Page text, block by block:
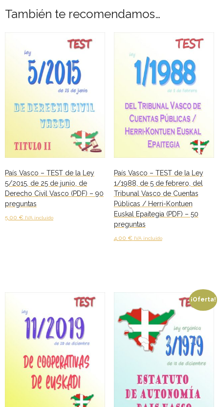
- - TEST de Auxiliar Administrativo Generalitat Valenciana
2026
- - TEST de Administrativo Generalitat Valenciana 2026
- - Oposición ADMINISTRATIVO de la GENERALITAT
0 productos 0,00 €
del
Osakidetza-
Servicio
para
2007,
y
2009
(PDF)
-
142
También te recomendamos…
País Vasco – TEST de la Ley
5/2015, de 25 de junio, de
Derecho Civil Vasco (PDF) – 90
preguntas
5,00 € IVA incluido
País Vasco – TEST de la Ley
1/1988, de 5 de febrero, del
Tribunal Vasco de Cuentas
Públicas / Herri-Kontuen
Euskal Epaitegia (PDF) – 50
preguntas
4,00 € IVA incluido
¡Oferta!